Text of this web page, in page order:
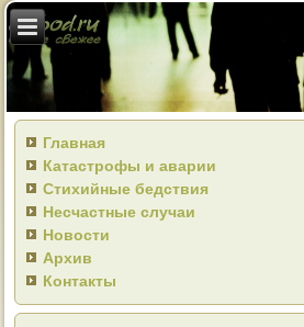
Главная
Катастрофы и аварии
Стихийные бедствия
Несчастные случаи
Новости
Архив
Контакты